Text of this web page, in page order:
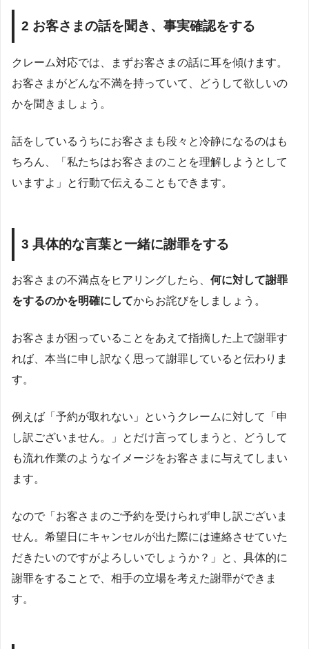
2 お客さまの話を聞き、事実確認をする
クレーム対応では、まずお客さまの話に耳を傾けます。
お客さまがどんな不満を持っていて、どうして欲しいの
かを聞きましょう。
話をしているうちにお客さまも段々と冷静になるのはも
ちろん、「私たちはお客さまのことを理解しようとして
いますよ」と行動で伝えることもできます。
3 具体的な言葉と一緒に謝罪をする
お客さまの不満点をヒアリングしたら、 何に対して謝罪
をするのかを明確にしてからお詫びをしましょう。
お客さまが困っていることをあえて指摘した上で謝罪す
れば、本当に申し訳なく思って謝罪していると伝わりま
す。
例えば「予約が取れない」というクレームに対して「申
し訳ございません。」とだけ言ってしまうと、どうして
も流れ作業のようなイメージをお客さまに与えてしまい
ます。
なので「お客さまのご予約を受けられず申し訳ございま
せん。希望日にキャンセルが出た際には連絡させていた
だきたいのですがよろしいでしょうか？」と、具体的に
謝罪をすることで、相手の立場を考えた謝罪ができま
す。